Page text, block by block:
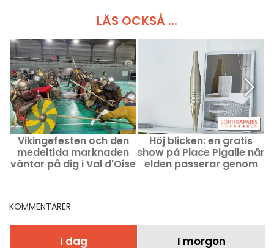
LÄS OCKSÅ ...
Vikingefesten och den
medeltida marknaden
väntar på dig i Val d'Oise
Höj blicken: en gratis
show på Place Pigalle när
elden passerar genom
KOMMENTARER
I dag I morgon